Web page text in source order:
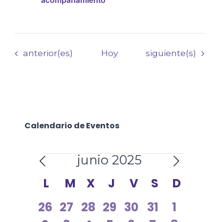
Eventos
anterior(es) Hoy Eventos
siguiente(s)
Calendario de Eventos
Eventosjunio 2025
Calendario
de
LLUNES
M MARTES
XMIÉRCOLES
J JUEVES
VVIERNES
S SÁBADO
D
0
26 0
27 0
28 0
29 0
30
0
31
0
1